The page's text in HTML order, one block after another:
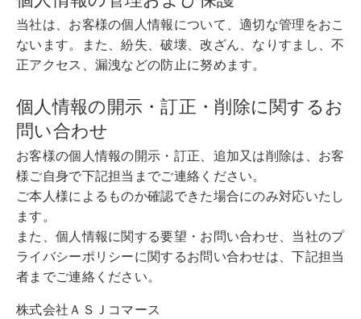
当社は、お客様の個人情報について、適切な管理をおこ
ないます。また、紛失、破壊、改ざん、なりすまし、不
正アクセス、漏洩などの防止に努めます。
個人情報の開示・訂正・削除に関するお
問い合わせ
お客様の個人情報の開示・訂正、追加又は削除は、お客
様ご自身で下記担当までご連絡ください。
ご本人様によるものか確認できた場合にのみ対応いたし
ます。
また、個人情報に関する要望・お問い合わせ、当社のプ
ライバシーポリシーに関するお問い合わせは、下記担当
者までご連絡ください。
株式会社ＡＳＪコマース